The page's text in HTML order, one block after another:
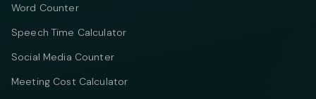
Word Counter
Speech Time Calculator
Social Media Counter
Meeting Cost Calculator